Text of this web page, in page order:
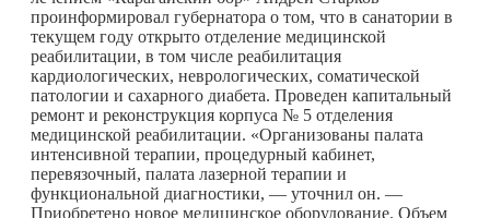
проинформировал губернатора о том, что в санатории в
текущем году открыто отделение медицинской
реабилитации, в том числе реабилитация
кардиологических, неврологических, соматической
патологии и сахарного диабета. Проведен капитальный
ремонт и реконструкция корпуса № 5 отделения
медицинской реабилитации. «Организованы палата
интенсивной терапии, процедурный кабинет,
перевязочный, палата лазерной терапии и
функциональной диагностики, — уточнил он. —
Приобретено новое медицинское оборудование. Объем